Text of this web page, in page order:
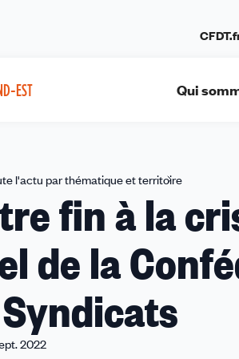
EST Qui
l'actu par thématique et territoire
fin
à
crise
fin à la
de la
2022